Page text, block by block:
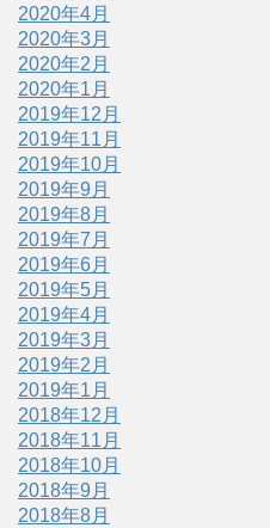
2020年4月
2020年3月
2020年2月
2020年1月
2019年12月
2019年11月
2019年10月
2019年9月
2019年8月
2019年7月
2019年6月
2019年5月
2019年4月
2019年3月
2019年2月
2019年1月
2018年12月
2018年11月
2018年10月
2018年9月
2018年8月